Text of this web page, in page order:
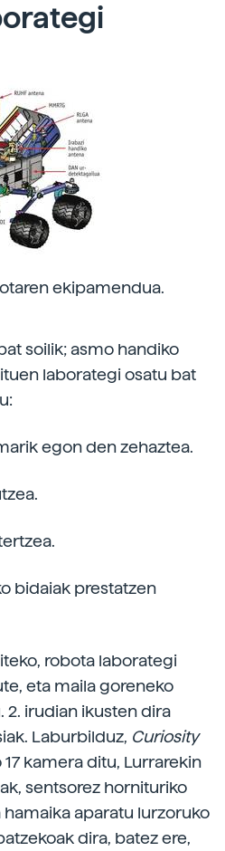
ekipamendua.
soilik; asmo handiko
laborategi osatu bat
egon den zehaztea.
bidaiak prestatzen
robota laborategi
eta maila goreneko
irudian ikusten dira
Laburbilduz, Curiosity
kamera ditu, Lurrarekin
sentsorez hornituriko
aparatu lurzoruko
dira, batez ere,